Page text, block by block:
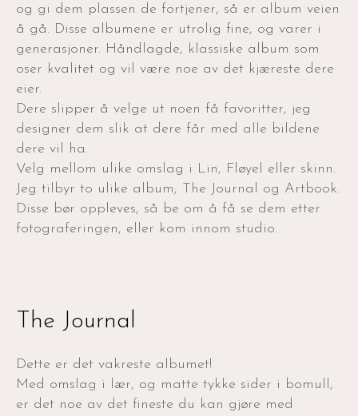
og gi dem plassen de fortjener, så er album veien
å gå. Disse albumene er utrolig fine, og varer i
generasjoner. Håndlagde, klassiske album som
oser kvalitet og vil være noe av det kjæreste dere
eier.
Dere slipper å velge ut noen få favoritter, jeg
designer dem slik at dere får med alle bildene
dere vil ha.
Velg mellom ulike omslag i Lin, Fløyel eller skinn.
Jeg tilbyr to ulike album; The Journal og Artbook.
Disse bør oppleves, så be om å få se dem etter
fotograferingen, eller kom innom studio.
The Journal
Dette er det vakreste albumet!
Med omslag i lær, og matte tykke sider i bomull,
er det noe av det fineste du kan gjøre med